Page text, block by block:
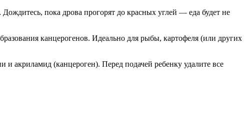
пока дрова прогорят до красных углей — еда будет не
канцерогенов. Идеально для рыбы, картофеля (или других
акриламид (канцероген). Перед подачей ребенку удалите все